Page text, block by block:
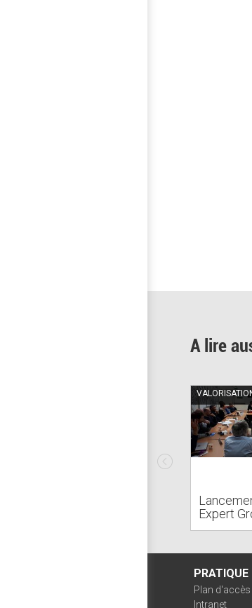
A lire
Expert
PRATIQUE
Plan d'accès
Intranet